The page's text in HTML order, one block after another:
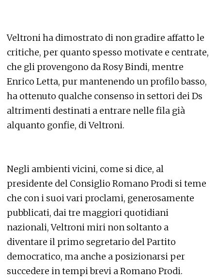
Veltroni ha dimostrato di non gradire affatto le
critiche, per quanto spesso motivate e centrate,
che gli provengono da Rosy Bindi, mentre
Enrico Letta, pur mantenendo un profilo basso,
ha ottenuto qualche consenso in settori dei Ds
altrimenti destinati a entrare nelle fila già
alquanto gonfie, di Veltroni.
Negli ambienti vicini, come si dice, al
presidente del Consiglio Romano Prodi si teme
che con i suoi vari proclami, generosamente
pubblicati, dai tre maggiori quotidiani
nazionali, Veltroni miri non soltanto a
diventare il primo segretario del Partito
democratico, ma anche a posizionarsi per
succedere in tempi brevi a Romano Prodi.